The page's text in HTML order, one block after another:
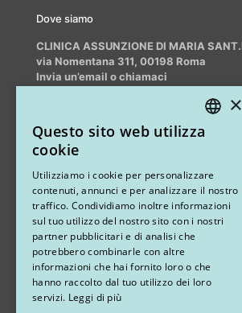
Dove siamo
CLINICA ASSUNZIONE DI MARIA
via Nomentana 311, 00198 Roma
Invia un’email o chiamaci
Altri studi
STUDIO MARIANETTI MED
via Sandro Pertini 26, 67051 Avezzano
×
Questo sito web utilizza
cookie
Utilizziamo i cookie per personalizzare
contenuti, annunci e per analizzare il nostro
traffico. Condividiamo inoltre informazioni
sul tuo utilizzo del nostro sito con i nostri
partner pubblicitari e di analisi che
potrebbero combinarle con altre
informazioni che hai fornito loro o che
hanno raccolto dal tuo utilizzo dei loro
servizi. Leggi di più